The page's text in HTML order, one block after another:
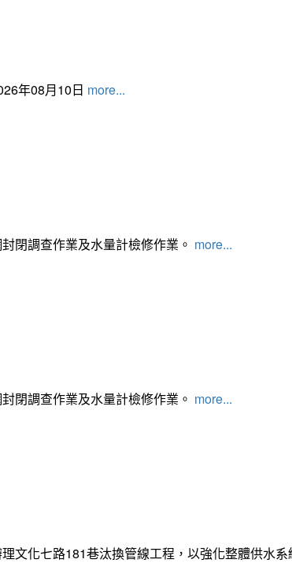
年08月10日 more...
閉調查作業及水量計檢修作業。 more...
閉調查作業及水量計檢修作業。 more...
文化七路181巷汰換管線工程，以強化整體供水